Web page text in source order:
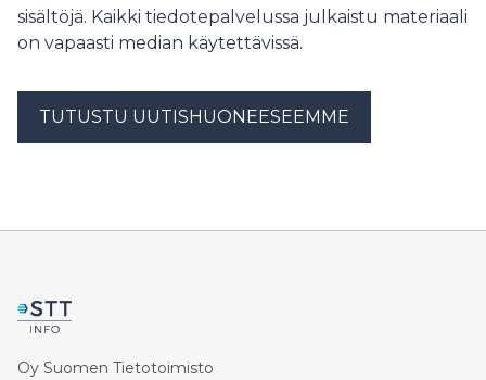
Euroopassa. Lisäksi toimet parantavat EU:n valmiuksia
seurata ja havaita kriittiseen merenalaiseen
infrastruktuuriin kohdistuvia uhkia ja reagoida niihin.
reagointimekanismeja Itämeren alueella. Keskusta
rahoitetaan 2,5 miljoonalla eurolla. Hankkeella
sisältöjä. Kaikki tiedotepalvelussa julkaistu materiaali
on vapaasti median käytettävissä.
TUTUSTU UUTISHUONEESEEMME
Oy Suomen Tietotoimisto